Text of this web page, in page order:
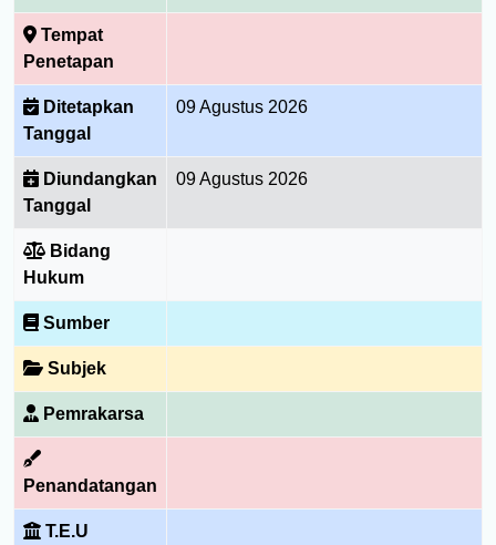
Tempat
Penetapan
Ditetapkan
Tanggal
09 Agustus 2026
Diundangkan
Tanggal
09 Agustus 2026
Bidang
Hukum
Sumber
Subjek
Pemrakarsa
Penandatangan
T.E.U